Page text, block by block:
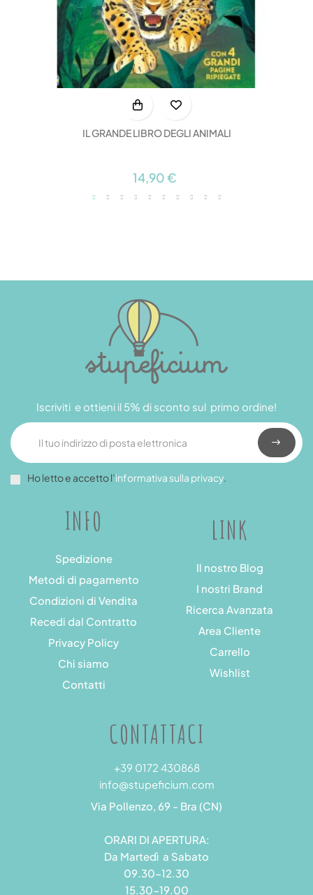
IL GRANDE LIBRO DEGLI ANIMALI
14,90 €
INFO
Spedizione
Metodi di pagamento
Condizioni di Vendita
Recedi dal Contratto
Privacy Policy
Chi siamo
Contatti
LINK
Il nostro Blog
I nostri Brand
Ricerca Avanzata
Area Cliente
Carrello
Wishlist
Iscriviti e ottieni il 5% di sconto sul primo ordine!
Ho letto e accetto l’informativa sulla privacy.
CONTATTACI
+39 0172 430868
info@stupeficium.com
Via Pollenzo, 69 - Bra (CN)
ORARI DI APERTURA:
Da Martedì a Sabato
09.30-12.30
15.30-19.00